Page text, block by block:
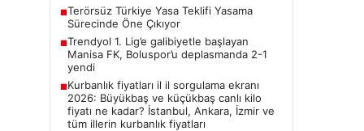
■Terörsüz Türkiye Yasa Teklifi Yasama
Sürecinde Öne Çıkıyor
■Trendyol 1. Lig’e galibiyetle başlayan
Manisa FK, Boluspor’u deplasmanda 2-1
yendi
■Kurbanlık fiyatları il il sorgulama ekranı
2026: Büyükbaş ve küçükbaş canlı kilo
fiyatı ne kadar? İstanbul, Ankara, İzmir ve
tüm illerin kurbanlık fiyatları